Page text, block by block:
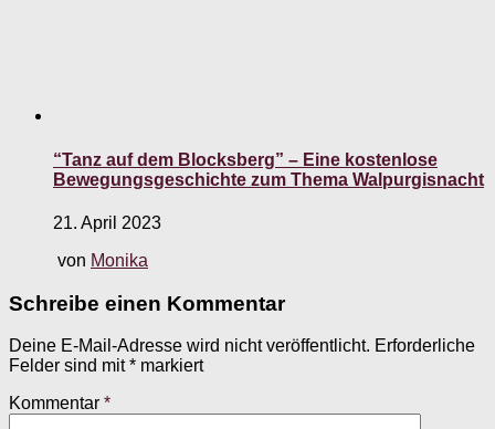
“Tanz auf dem Blocksberg” – Eine kostenlose
Bewegungsgeschichte zum Thema Walpurgisnacht
21. April 2023
von Monika
Schreibe einen Kommentar
Deine E-Mail-Adresse wird nicht veröffentlicht. Erforderliche
Felder sind mit* markiert
Kommentar *